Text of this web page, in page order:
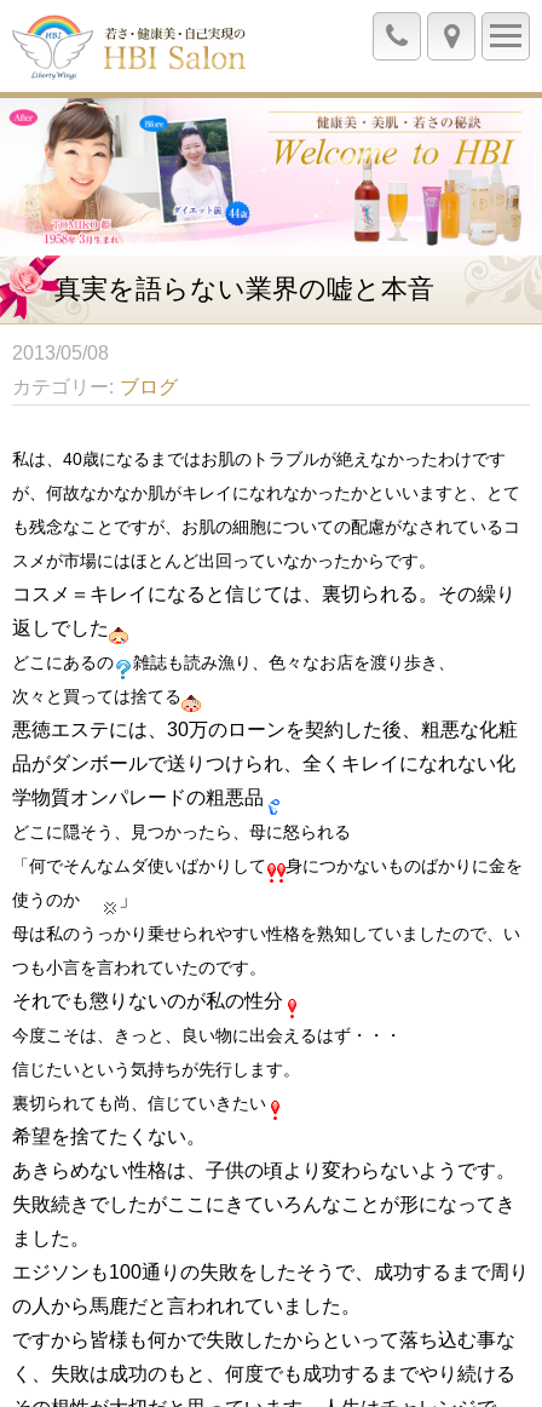
真実を語らない業界の嘘と本音
2013/05/08
カテゴリー
ブログ
私は、40歳になるまではお肌のトラブルが絶えなかったわけです
が、何故なかなか肌がキレイになれなかったかといいますと、とて
も残念なことですが、お肌の細胞についての配慮がなされているコ
スメが市場にはほとんど出回っていなかったからです。
コスメ＝キレイになると信じては、裏切られる。その繰り
返しでした
どこにあるの
雑誌も読み漁り、色々なお店を渡り歩き、
次々と買っては捨てる
悪徳エステには、30万のローンを契約した後、粗悪な化粧
品がダンボールで送りつけられ、全くキレイになれない化
学物質オンパレードの粗悪品
どこに隠そう、見つかったら、母に怒られる
「何でそんなムダ使いばかりして
身につかないものばかりに金を
使うのか
」
母は私のうっかり乗せられやすい性格を熟知していましたので、い
つも小言を言われていたのです。
それでも懲りないのが私の性分
今度こそは、きっと、良い物に出会えるはず・・・
信じたいという気持ちが先行します。
裏切られても尚、信じていきたい
希望を捨てたくない。
あきらめない性格は、子供の頃より変わらないようです。
失敗続きでしたがここにきていろんなことが形になってき
ました。
エジソンも100通りの失敗をしたそうで、成功するまで周り
の人から馬鹿だと言われれていました。
ですから皆様も何かで失敗したからといって落ち込む事な
く、失敗は成功のもと、何度でも成功するまでやり続ける